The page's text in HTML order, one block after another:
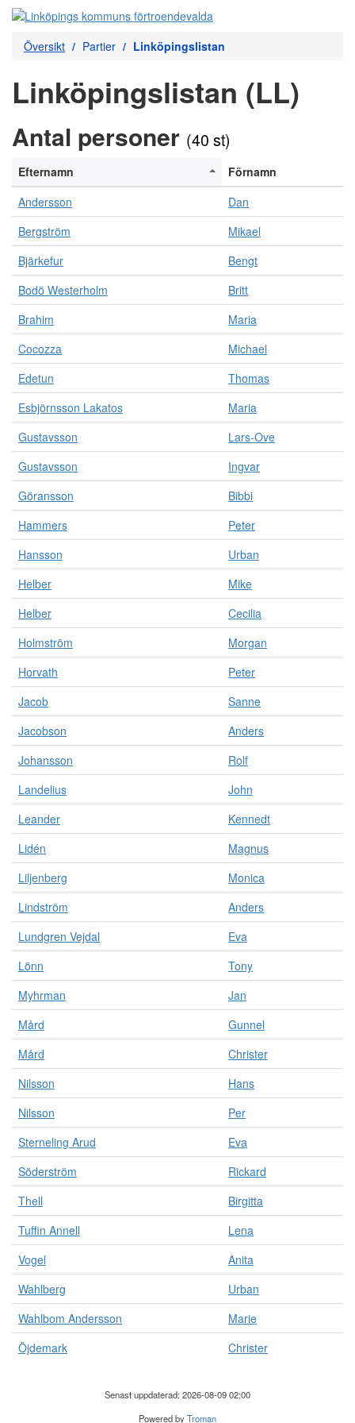
Översikt Partier Linköpingslistan
Linköpingslistan (LL)
Antal personer (40 st)
Efternamn
Förnamn
Andersson
Dan
Bergström
Mikael
Bjärkefur
Bengt
Bodö Westerholm
Britt
Brahim
Maria
Cocozza
Michael
Edetun
Thomas
Esbjörnsson Lakatos
Maria
Gustavsson
Lars-Ove
Gustavsson
Ingvar
Göransson
Bibbi
Hammers
Peter
Hansson
Urban
Helber
Mike
Helber
Cecilia
Holmström
Morgan
Horvath
Peter
Jacob
Sanne
Jacobson
Anders
Johansson
Rolf
Landelius
John
Leander
Kennedt
Lidén
Magnus
Liljenberg
Monica
Lindström
Anders
Lundgren Vejdal
Eva
Lönn
Tony
Myhrman
Jan
Mård
Gunnel
Mård
Christer
Nilsson
Hans
Nilsson
Per
Sterneling Arud
Eva
Söderström
Rickard
Thell
Birgitta
Tuffin Annell
Lena
Vogel
Anita
Wahlberg
Urban
Wahlbom Andersson
Marie
Öjdemark
Christer
Senast uppdaterad: 2026-08-09 02:00
Powered byTroman